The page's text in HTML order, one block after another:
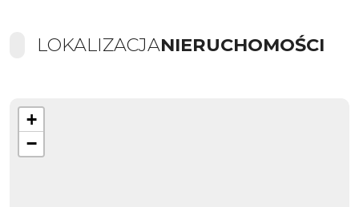
LOKALIZACJANIERUCHOMOŚCI
+
−